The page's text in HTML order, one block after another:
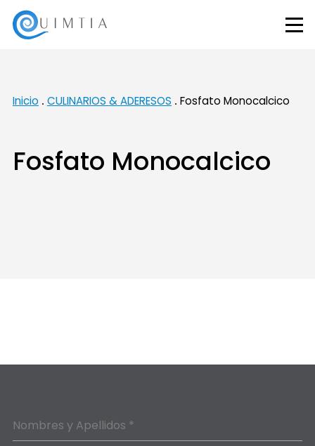
Inicio CULINARIOS & ADERESOS Fosfato Monocalcico
Fosfato Monocalcico
Nombres y Apellidos *